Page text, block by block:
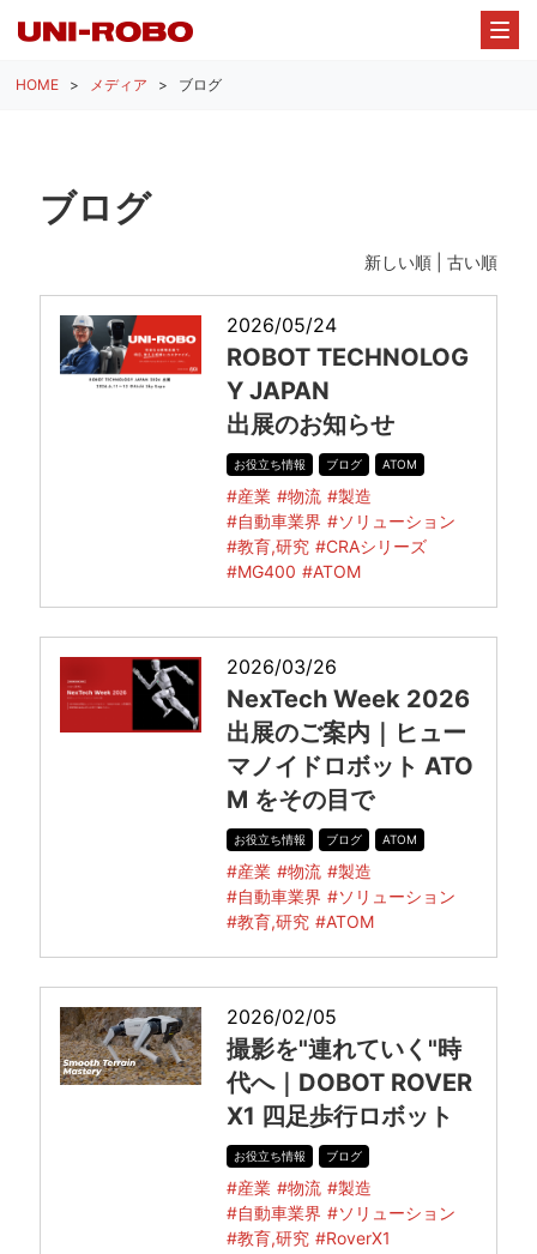
HOME メディア ブログ
ブログ
新しい順 | 古い順
2026/05/24
ROBOT TECHNOLOG
Y JAPAN
出展のお知らせ
お役立ち情報 ブログ ATOM
#産業 #物流 #製造
#自動車業界 #ソリューション
#教育,研究 #CRAシリーズ
#MG400 #ATOM
2026/03/26
NexTech Week 2026
出展のご案内｜ヒュー
マノイドロボット ATO
M をその目で
お役立ち情報 ブログ ATOM
#産業 #物流 #製造
#自動車業界 #ソリューション
#教育,研究 #ATOM
2026/02/05
撮影を"連れていく"時
代へ｜DOBOT ROVER
X1 四足歩行ロボット
お役立ち情報 ブログ
#産業 #物流 #製造
#自動車業界 #ソリューション
#教育,研究 #RoverX1